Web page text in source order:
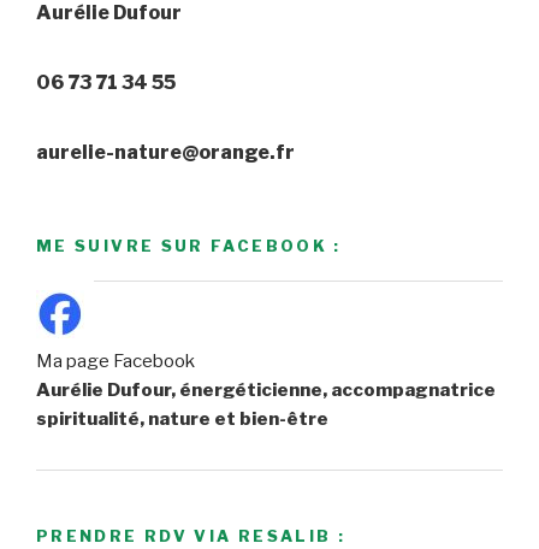
Aurélie Dufour
06 73 71 34 55
aurelie-nature@orange.fr
ME SUIVRE SUR FACEBOOK :
Ma page Facebook
Aurélie Dufour, énergéticienne, accompagnatrice
spiritualité, nature et bien-être
PRENDRE RDV VIA RESALIB :